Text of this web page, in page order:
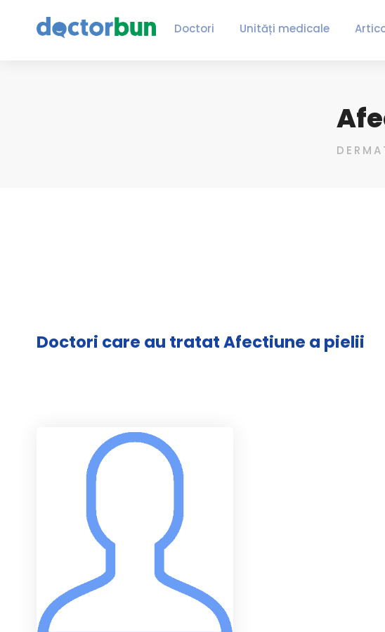
Doctori Unități medicale
Doctori care au tratat Afectiune a pielii